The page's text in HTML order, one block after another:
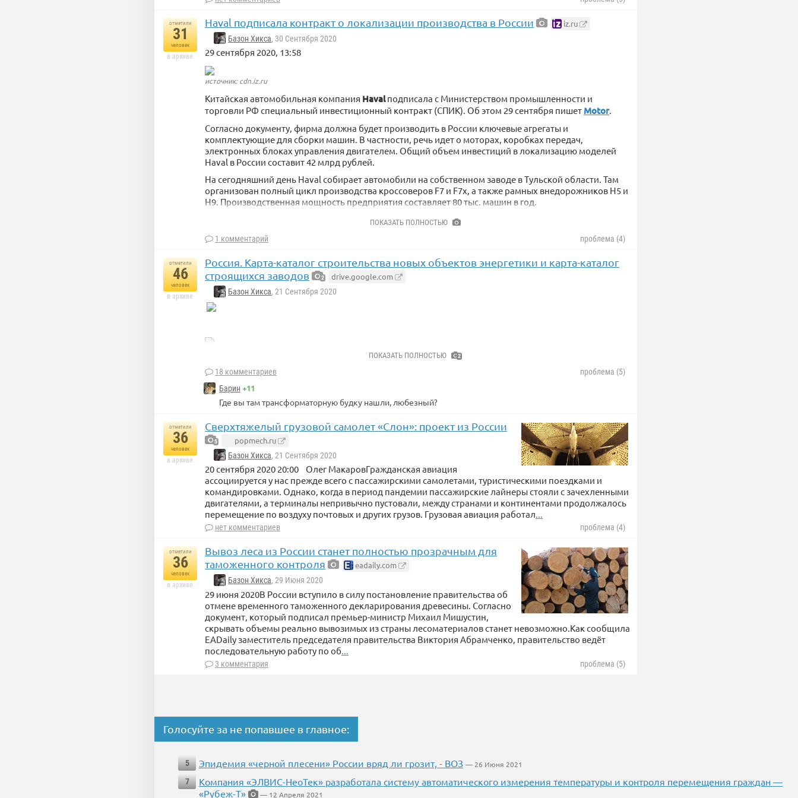
Новый Эльбрус поддерживает объединение в многопроцессорные системы до четырех
процессоров с общим объёмом оперативной памяти до 16 ТБ.
В МЦСТ заявляют, что процессор стал первым спроектированным в России и основанным на
Эльбрус-16С должна завершиться в 2021 году.
отметили
31
человек
в архиве
Haval подписала контракт о локализации производства в России iz.ru
Базон Хикса, 30 Сентября 2020
29 сентября 2020, 13:58
источник: cdn.iz.ru
Китайская автомобильная компания Havalподписала с Министерством промышленности и
торговли РФ специальный инвестиционный контракт (СПИК). Об этом 29 сентября пишет Motor.
Согласно документу, фирма должна будет производить в России ключевые агрегаты и
комплектующие для сборки машин. В частности, речь идет о моторах, коробках передач,
электронных блоках управления двигателем. Общий объем инвестиций в локализацию моделей
Haval в России составит 42 млрд рублей.
На сегодняшний день Haval собирает автомобили на собственном заводе в Тульской области. Там
организован полный цикл производства кроссоверов F7 и F7x, а также рамных внедорожников H5 и
H9. Производственная мощность предприятия составляет 80 тыс. машин в год.
, что компания Haval построит в России завод по производству двигателей.
ПОКАЗАТЬ ПОЛНОСТЬЮ
1 комментарий проблема (4)
отметили
46
человек
в архиве
Россия. Карта-каталог строительства новых объектов энергетики и карта-каталог
строящихся заводов
2 drive.google.com
Базон Хикса, 21 Сентября 2020
ПОКАЗАТЬ ПОЛНОСТЬЮ 2
18 комментариев
проблема (5)
Барин +11
Где вы там трансформаторную будку нашли, любезный?
отметили
36
человек
в архиве
Сверхтяжелый грузовой самолет «Слон»: проект из России
5 popmech.ru
Базон Хикса, 21 Сентября 2020
20 сентября 2020 20:00 Олег МакаровГражданская авиация
ассоциируется у нас прежде всего с пассажирскими самолетами, туристическими поездками и
командировками. Однако, когда в период пандемии пассажирские лайнеры стояли с зачехленными
двигателями, а терминалы непривычно пустовали, между странами и континентами продолжалось
перемещение по воздуху почтовых и других грузов. Грузовая авиация работал...
нет комментариев проблема (4)
отметили
36
человек
в архиве
Вывоз леса из России станет полностью прозрачным для
таможенного контроля
eadaily.com
Базон Хикса, 29 Июня 2020
29 июня 2020В России вступило в силу постановление правительства об
отмене временного таможенного декларирования древесины. Согласно
документ, который подписал премьер-министр Михаил Мишустин,
скрывать объемы реально вывозимых из страны лесоматериалов станет невозможно.Как сообщила
EADaily заместитель председателя правительства Виктория Абрамченко, правительство ведёт
последовательную работу по об
3 комментария проблема (5)
Голосуйте за не попавшее в главное:
5 Эпидемия «черной плесени» России вряд ли грозит, - ВОЗ — 26 Июня 2021
7
Компания «ЭЛВИС-НеоТек» разработала систему автоматического измерения температуры и контроля перемещения граждан —
«Рубеж-Т»
— 12 Апреля 2021